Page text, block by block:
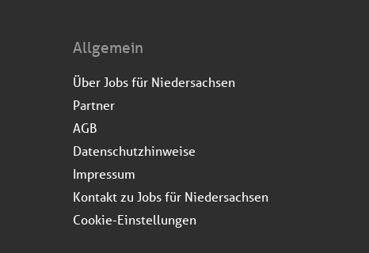
Allgemein
Über Jobs für Niedersachsen
Partner
AGB
Datenschutzhinweise
Impressum
Kontakt zu Jobs für Niedersachsen
Cookie-Einstellungen